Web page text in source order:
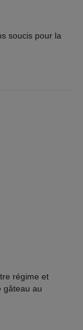
soucis pour la
régime et
gâteau au